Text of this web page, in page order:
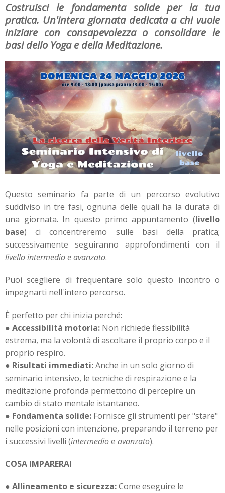
Costruisci le fondamenta solide per la tua
pratica. Un'intera giornata dedicata a chi vuole
iniziare con consapevolezza o consolidare le
basi dello Yoga e della Meditazione.
Questo seminario fa parte di un percorso evolutivo
suddiviso in tre fasi, ognuna delle quali ha la durata di
una giornata. In questo primo appuntamento (livello
base) ci concentreremo sulle basi della pratica;
successivamente seguiranno approfondimenti con il
livello intermedio e avanzato.
Puoi scegliere di frequentare solo questo incontro o
impegnarti nell'intero percorso.
È perfetto per chi inizia perché:
● Accessibilità motoria: Non richiede flessibilità
estrema, ma la volontà di ascoltare il proprio corpo e il
proprio respiro.
● Risultati immediati:Anche in un solo giorno di
seminario intensivo, le tecniche di respirazione e la
meditazione profonda permettono di percepire un
cambio di stato mentale istantaneo.
● Fondamenta solide: Fornisce gli strumenti per "stare"
nelle posizioni con intenzione, preparando il terreno per
i successivi livelli (intermedioe avanzato).
COSA IMPARERAI
● Allineamento e sicurezza:Come eseguire le